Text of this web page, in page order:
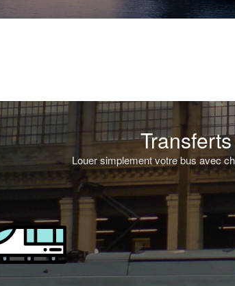
Louer simplement votre bus avec